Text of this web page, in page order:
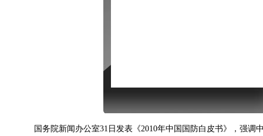
国务院新闻办公室31日发表《2010年中国国防白皮书》，强调